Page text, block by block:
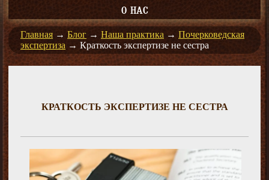
О НАС
Главная → Блог → Наша практика → Почерковедская
экспертиза → Краткость экспертизе не сестра
КРАТКОСТЬ ЭКСПЕРТИЗЕ НЕ СЕСТРА